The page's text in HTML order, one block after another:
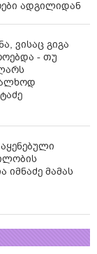
ადგილიდან
ვისაც გიგა
- თუ
იმნაძე მამას